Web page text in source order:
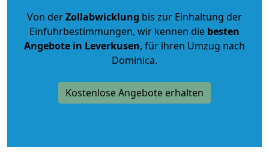
Von derZollabwicklung bis zur Einhaltung der
Einfuhrbestimmungen, wir kennen die besten
Angebote in Leverkusen, für ihren Umzug nach
Dominica.
Kostenlose Angebote erhalten